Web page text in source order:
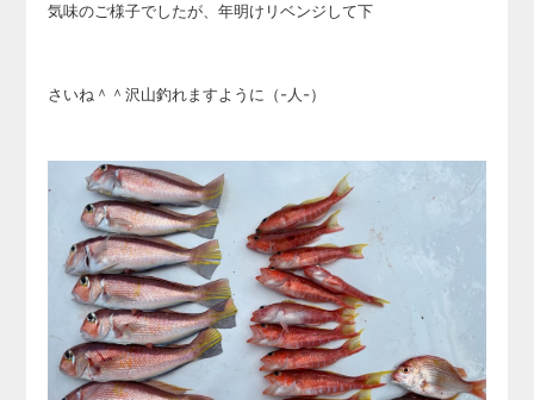
気味のご様子でしたが、年明けリベンジして下
さいね＾＾沢山釣れますように（-人-）